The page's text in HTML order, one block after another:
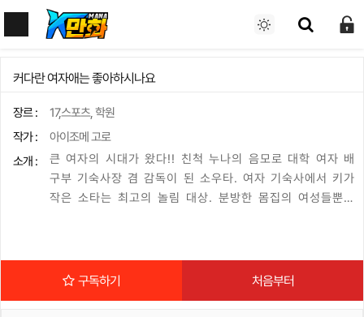
커다란 여자애는 좋아하시나요
장르 :
17,스포츠, 학원
작가 :
아이조메 고로
소개 :
큰 여자의 시대가 왔다!! 친척 누나의 음모로 대학 여자 배
구부 기숙사장 겸 감독이 된 소우타. 여자 기숙사에서 키가
작은 소타는 최고의 놀림 대상. 분방한 몸집의 여성들뿐인
구독하기 처음부터